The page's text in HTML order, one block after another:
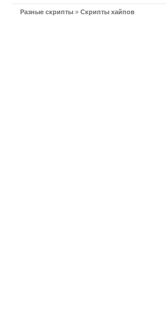
Разные скрипты » Скрипты хайпов